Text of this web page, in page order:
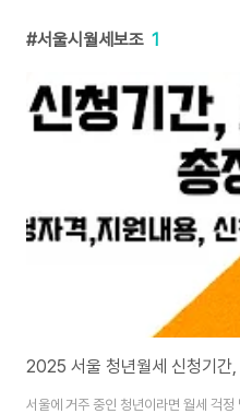
서울시월세보조 1
2025 서울 청년월세 신청기간,
서울에 거주 중인 청년이라면 월세 걱